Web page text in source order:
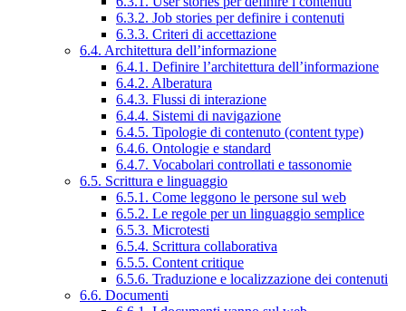
6.3.2. Job stories per definire i contenuti
6.3.3. Criteri di accettazione
6.4. Architettura dell’informazione
6.4.1. Definire l’architettura dell’informazione
6.4.2. Alberatura
6.4.3. Flussi di interazione
6.4.4. Sistemi di navigazione
6.4.5. Tipologie di contenuto (content type)
6.4.6. Ontologie e standard
6.4.7. Vocabolari controllati e tassonomie
6.5. Scrittura e linguaggio
6.5.1. Come leggono le persone sul web
6.5.2. Le regole per un linguaggio semplice
6.5.3. Microtesti
6.5.4. Scrittura collaborativa
6.5.5. Content critique
6.5.6. Traduzione e localizzazione dei contenuti
6.6. Documenti